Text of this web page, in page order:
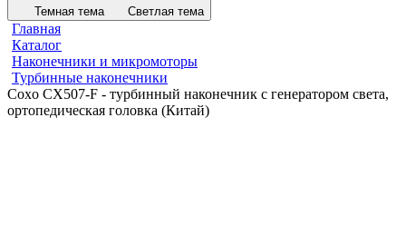
Темная тема Светлая тема
Главная
Каталог
Наконечники и микромоторы
Турбинные наконечники
Coxo CX507-F - турбинный наконечник с генератором света,
ортопедическая головка (Китай)